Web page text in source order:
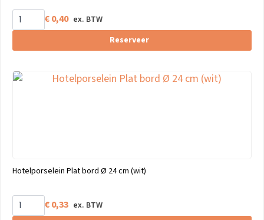
€0,40
Reserveer
Hotelporselein Plat bord Ø 24 cm (wit)
€0,33